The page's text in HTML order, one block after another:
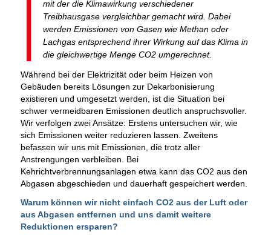
mit der die Klimawirkung verschiedener
Treibhausgase vergleichbar gemacht wird. Dabei
werden Emissionen von Gasen wie Methan oder
Lachgas entsprechend ihrer Wirkung auf das Klima in
die gleichwertige Menge CO2 umgerechnet.
Während bei der Elektrizität oder beim Heizen von
Gebäuden bereits Lösungen zur Dekarbonisierung
existieren und umgesetzt werden, ist die Situation bei
schwer vermeidbaren Emissionen deutlich anspruchsvoller.
Wir verfolgen zwei Ansätze: Erstens untersuchen wir, wie
sich Emissionen weiter reduzieren lassen. Zweitens
befassen wir uns mit Emissionen, die trotz aller
Anstrengungen verbleiben. Bei
Kehrichtverbrennungsanlagen etwa kann das CO2 aus den
Abgasen abgeschieden und dauerhaft gespeichert werden.
Warum können wir nicht einfach CO2 aus der Luft oder
aus Abgasen entfernen und uns damit weitere
Reduktionen ersparen?